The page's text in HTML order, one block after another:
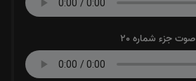
صوت جزء شماره 20